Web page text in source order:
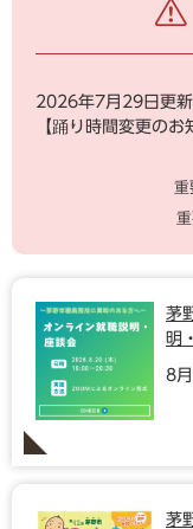
2026年7月29日更新
【踊り時間変更の
重
茅
明
8
茅